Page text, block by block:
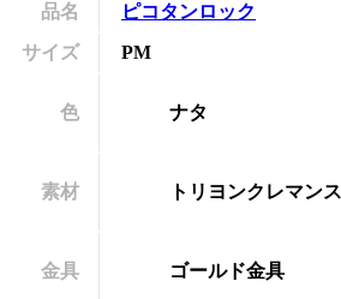
品名
ピコタンロック
サイズ
PM
色 ナタ
素材 トリヨンクレマンス
金具 ゴールド金具